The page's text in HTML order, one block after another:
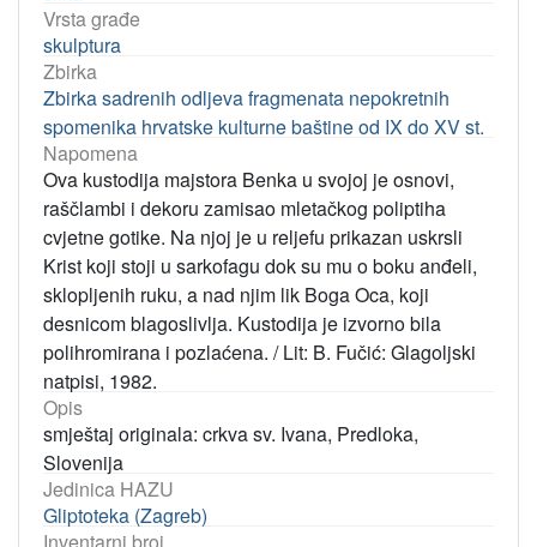
Vrsta građe
skulptura
Zbirka
Zbirka sadrenih odljeva fragmenata nepokretnih
spomenika hrvatske kulturne baštine od IX do XV st.
Napomena
Ova kustodija majstora Benka u svojoj je osnovi,
raščlambi i dekoru zamisao mletačkog poliptiha
cvjetne gotike. Na njoj je u reljefu prikazan uskrsli
Krist koji stoji u sarkofagu dok su mu o boku anđeli,
sklopljenih ruku, a nad njim lik Boga Oca, koji
desnicom blagoslivlja. Kustodija je izvorno bila
polihromirana i pozlaćena. / Lit: B. Fučić: Glagoljski
natpisi, 1982.
Opis
smještaj originala: crkva sv. Ivana, Predloka,
Slovenija
Jedinica HAZU
Gliptoteka (Zagreb)